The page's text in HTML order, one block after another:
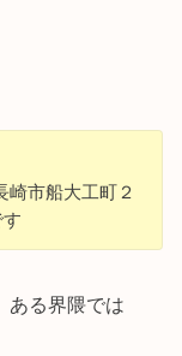
崎市船大工町２
ある界隈では